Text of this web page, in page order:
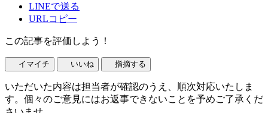
LINEで送る
URLコピー
この記事を評価しよう！
イマイチ いいね 指摘する
いただいた内容は担当者が確認のうえ、順次対応いたしま
す。個々のご意見にはお返事できないことを予めご了承くだ